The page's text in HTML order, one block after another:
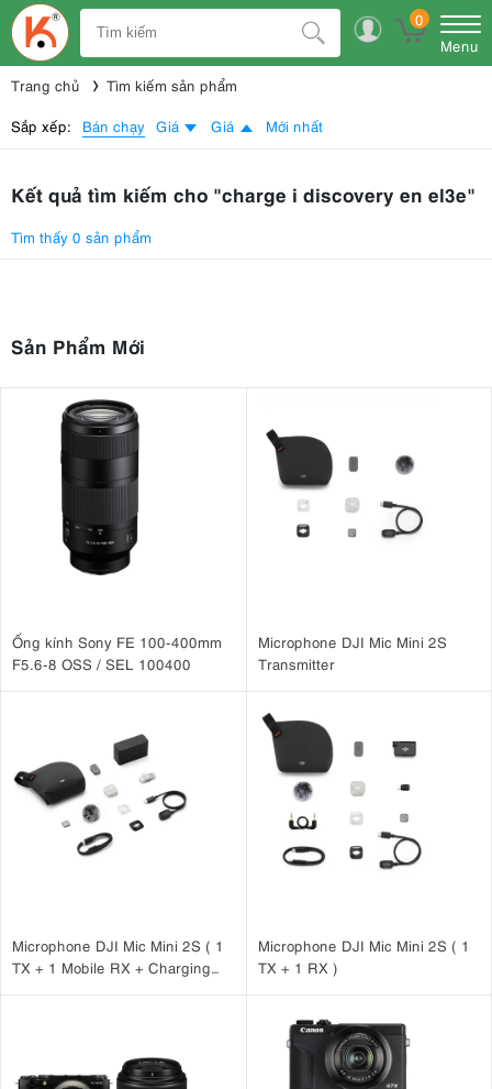
0
Menu
Trang chủ Tìm kiếm sản phẩm
Sắp xếp: Bán chạy Giá Giá Mới nhất
Kết quả tìm kiếm cho "charge i discovery en el3e"
Tìm thấy 0 sản phẩm
Sản Phẩm Mới
Ống kính Sony FE 100-400mm
F5.6-8 OSS / SEL 100400
Microphone DJI Mic Mini 2S
Transmitter
Microphone DJI Mic Mini 2S ( 1
TX + 1 Mobile RX + Charging
Microphone DJI Mic Mini 2S ( 1
TX + 1 RX )